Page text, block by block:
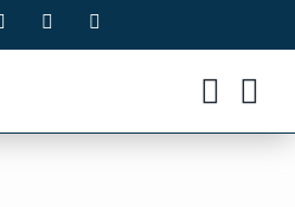
Instagram